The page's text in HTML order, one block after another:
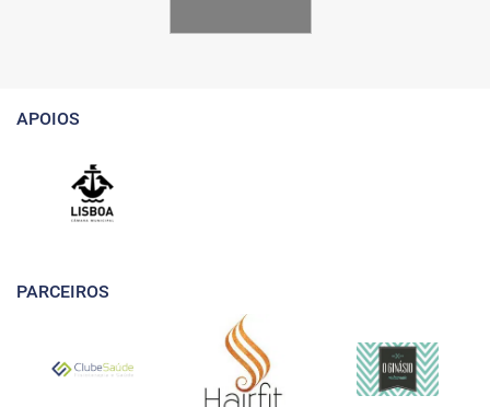
APOIOS
PARCEIROS